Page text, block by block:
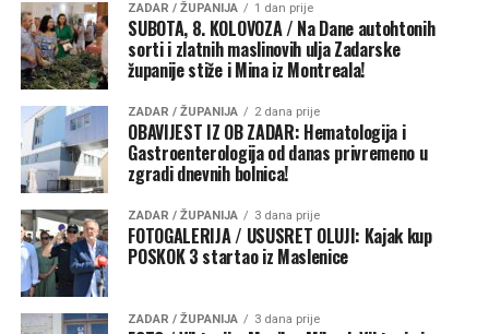
ZADAR / ŽUPANIJA 1 dan prije
SUBOTA, 8. KOLOVOZA / Na Dane autohtonih
sorti i zlatnih maslinovih ulja Zadarske
županije stiže i Mina iz Montreala!
ZADAR / ŽUPANIJA 2 dana prije
OBAVIJEST IZ OB ZADAR: Hematologija i
Gastroenterologija od danas privremeno u
zgradi dnevnih bolnica!
ZADAR / ŽUPANIJA 3 dana prije
FOTOGALERIJA / USUSRET OLUJI: Kajak kup
POSKOK 3 startao iz Maslenice
ZADAR / ŽUPANIJA 3 dana prije